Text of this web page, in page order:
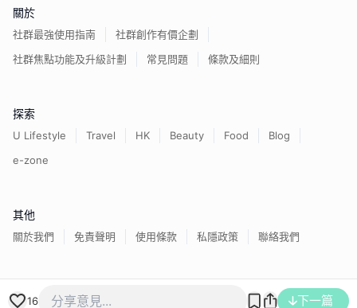
16 下一篇
關於
社群最強使用指南
社群創作有價企劃
社群焦點功能及升級計劃
常見問題 條款及細則
探索
U Lifestyle Travel HK Beauty Food
Blog
e-zone
其他
關於我們 免責聲明 使用條款 私隱政策 聯絡我們
香港經濟日報版權所有©